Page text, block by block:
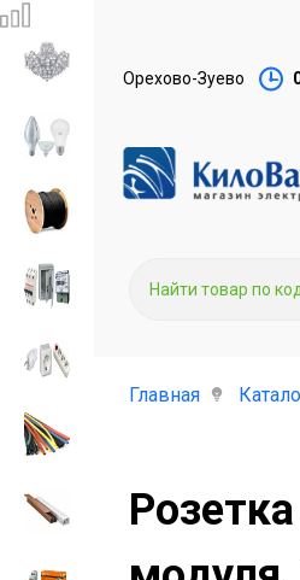
Орехово-Зуево
Главная